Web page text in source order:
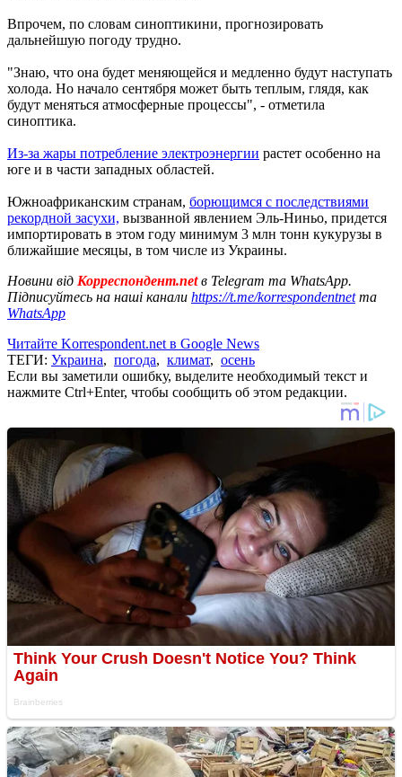
Впрочем, по словам синоптикини, прогнозировать
дальнейшую погоду трудно.
"Знаю, что она будет меняющейся и медленно будут наступать
холода. Но начало сентября может быть теплым, глядя, как
будут меняться атмосферные процессы", - отметила
синоптика.
Из-за жары потребление электроэнергии растет особенно на
юге и в части западных областей.
Южноафриканским странам, борющимся с последствиями
рекордной засухи, вызванной явлением Эль-Ниньо, придется
импортировать в этом году минимум 3 млн тонн кукурузы в
ближайшие месяцы, в том числе из Украины.
Новини від Корреспондент.netв Telegram та WhatsApp.
Підписуйтесь на наші канали https://t.me/korrespondentnetта
WhatsApp
Читайте Korrespondent.net в Google News
ТЕГИ: Украина, погода, климат, осень
Если вы заметили ошибку, выделите необходимый текст и
нажмите Ctrl+Enter, чтобы сообщить об этом редакции.